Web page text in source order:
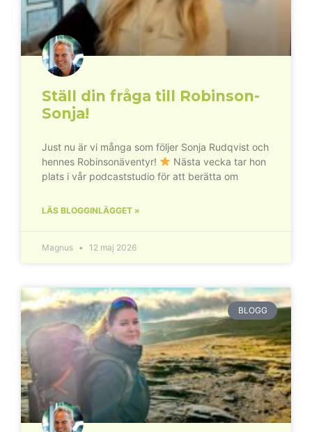
Ställ din fråga till Robinson-
Sonja!
Just nu är vi många som följer Sonja Rudqvist och
hennes Robinsonäventyr!
Nästa vecka tar hon
plats i vår podcaststudio för att berätta om
LÄS BLOGGINLÄGGET »
Magnus 12 maj 2026
BLOGG